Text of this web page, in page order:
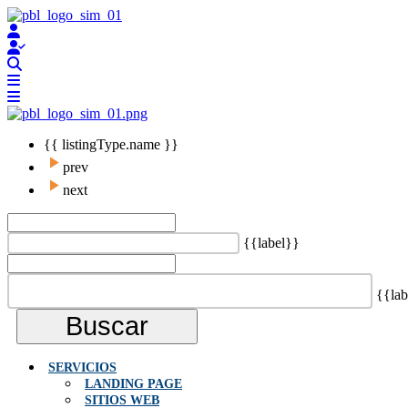
{{ listingType.name }}
prev
next
{{label}}
Buscar
SERVICIOS
LANDING PAGE
SITIOS WEB